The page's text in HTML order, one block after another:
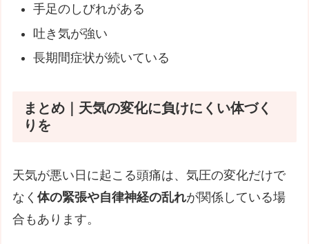
手足のしびれがある
吐き気が強い
長期間症状が続いている
まとめ｜天気の変化に負けにくい体づく
りを
天気が悪い日に起こる頭痛は、気圧の変化だけで
なく体の緊張や自律神経の乱れが関係している場
合もあります。